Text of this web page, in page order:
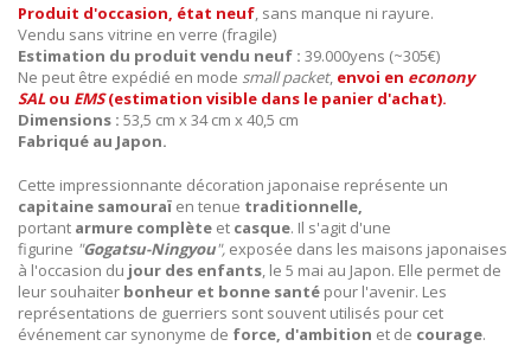
Produit d'occasion, état neuf, sans manque ni rayure.
Vendu sans vitrine en verre (fragile)
Estimation du produit vendu neuf : 39.000yens (~305€)
Ne peut être expédié en mode small packet, envoi en econony
SALou EMS(estimation visible dans le panier d'achat).
Dimensions : 53,5 cm x 34 cm x 40,5 cm
Fabriqué au Japon.
Cette impressionnante décoration japonaise représente un
capitaine samouraï en tenue traditionnelle,
portant armure complète et casque. Il s'agit d'une
figurine "Gogatsu-Ningyou", exposée dans les maisons japonaises
à l'occasion du jour des enfants, le 5 mai au Japon. Elle permet de
leur souhaiter bonheur et bonne santé pour l'avenir. Les
représentations de guerriers sont souvent utilisés pour cet
événement car synonyme de force, d'ambition et de courage.